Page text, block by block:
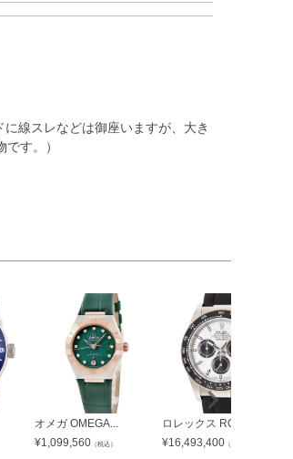
に線スレなどは御座いますが、大き
す。）
オメガ OMEGA...
¥1,099,560 （税込）
ロレックス ROL...
¥16,493,400 （税込）